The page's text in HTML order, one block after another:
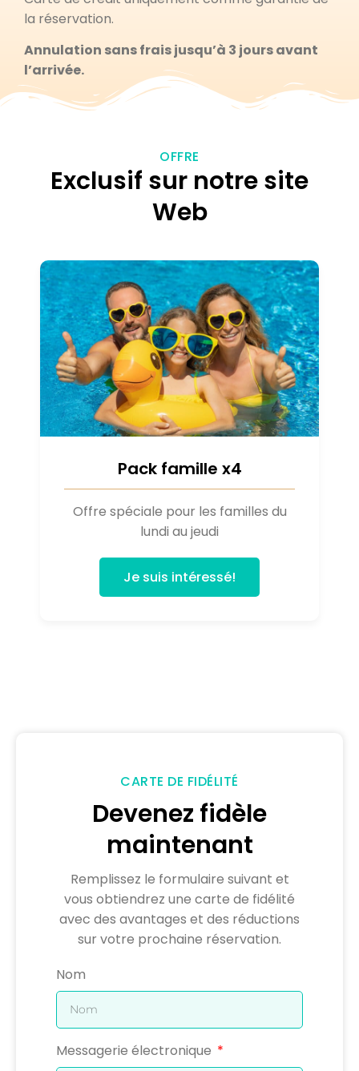
la réservation.
Annulation sans frais jusqu’à 3 jours avant
l’arrivée.
OFFRE
Exclusif sur notre site
Web
Pack famille x4
Offre spéciale pour les familles du
lundi au jeudi
Je suis intéressé!
CARTE DE FIDÉLITÉ
Devenez fidèle
maintenant
Remplissez le formulaire suivant et
vous obtiendrez une carte de fidélité
avec des avantages et des réductions
sur votre prochaine réservation.
Nom
Messagerie électronique